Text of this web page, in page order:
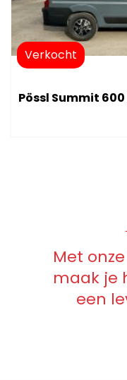
Verkocht
Pössl Summit
Met
maak je
een